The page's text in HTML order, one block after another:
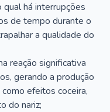
há interrupções
de tempo durante o
a qualidade do
reação significativa
gerando a produção
efeitos coceira,
do nariz;